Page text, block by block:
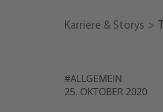
Karriere & Storys
#ALLGEMEIN
25. OKTOBER 2020